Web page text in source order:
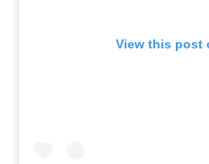
View this post